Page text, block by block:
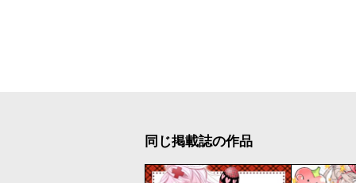
同じ掲載誌の作品